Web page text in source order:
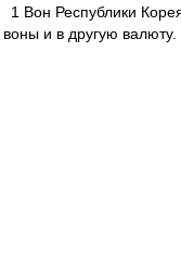
1 Вон Республики
и в другую